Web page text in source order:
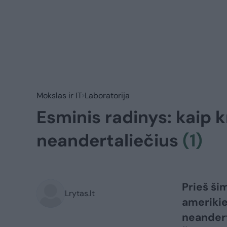
Mokslas ir IT Laboratorija
Esminis radinys: kaip
neandertaliečius (1)
Lrytas.lt
Prieš